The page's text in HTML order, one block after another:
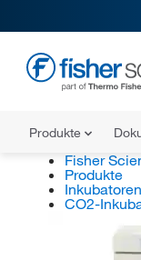
Produkte
Fisher
Produkte
Inkubatoren
CO2-